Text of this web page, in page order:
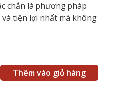
chắn là phương pháp
và tiện lợi nhất mà không
Thêm vào giỏ hàng